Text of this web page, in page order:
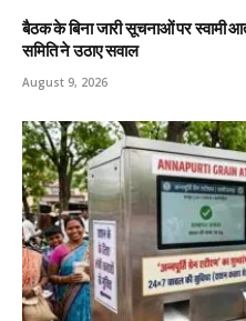
बैठक के बिना जारी सूचनाओं पर स्वामी
समिति ने उठाए सवाल
August 9, 2026